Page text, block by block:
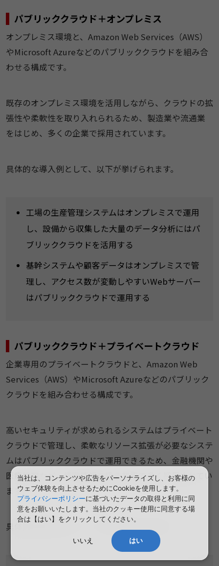
パブリッククラウド＋オンプレミス
オンプレミス環境と、Amazon Web Services（AWS）
やMicrosoft Azureなどのパブリッククラウドを組み合
わせる構成です。
既存のオンプレミス環境を活用しながら、クラウドの拡
張性や柔軟性を取り入れられるため、製造業や流通業
をはじめ、多くの企業で採用されています。
具体的な導入例として、以下が挙げられます。
工場の生産管理システムはオンプレミスで運用
し、設備から収集した大量のデータ分析にはパ
ブリッククラウドを活用する
基幹システムや顧客データはオンプレミスで管
理し、アクセス数が変動しやすいWebサーバー
はパブリッククラウドで運用する
パブリッククラウド＋プライベートクラウド
企業専用のプライベートクラウドと、Amazon Web
Services（AWS）やMicrosoft Azureなどのパブリック
クラウドを組み合わせる構成です。
高いセキュリティが求められるシステムはプライベート
クラウドで管理し、柔軟なリソース拡張が必要なシステ
ムはパブリッククラウドで運用できるため、金融機関や
医療機関など、機密情報を扱う業界で多く採用されてい
ます。
具体的な導入例として、以下が挙げられます。
当社は、コンテンツや広告をパーソナライズし、お客様の
ウェブ体験を向上させるためにCookieを使用します。
プライバシーポリシーに基づいたデータの取得と利用に同
意をお願いいたします。当社のクッキー使用に同意する場
合は【はい】をクリックしてください。
いいえ はい